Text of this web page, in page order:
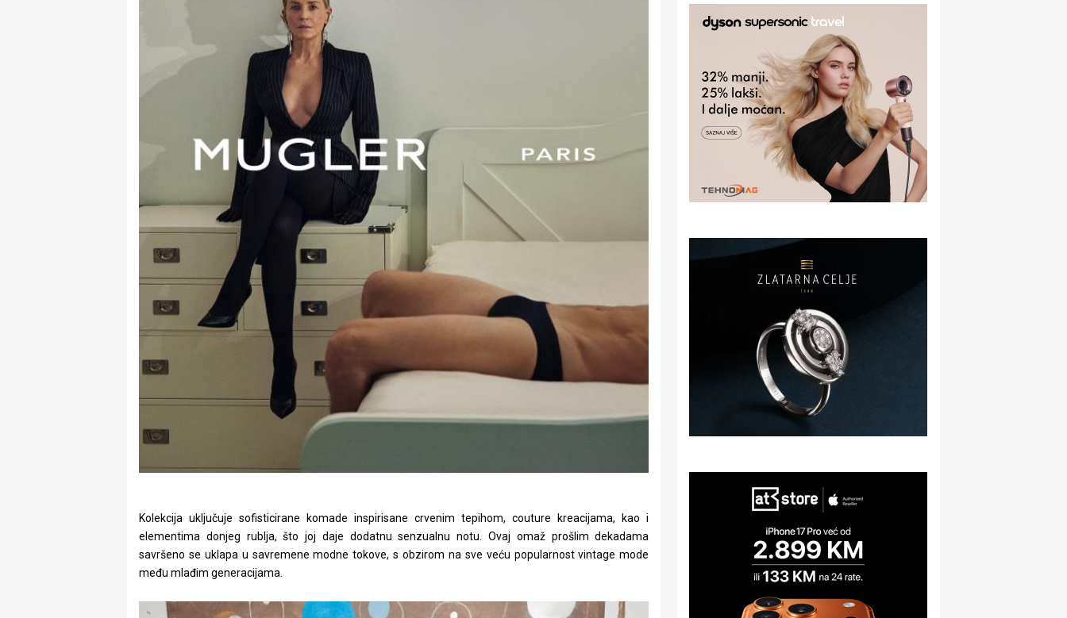
Kolekcija uključuje sofisticirane komade inspirisane crvenim tepihom, couture kreacijama, kao i
elementima donjeg rublja, što joj daje dodatnu senzualnu notu. Ovaj omaž prošlim dekadama
savršeno se uklapa u savremene modne tokove, s obzirom na sve veću popularnost vintage mode
među mlađim generacijama.